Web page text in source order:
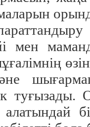
мен
туғызады.